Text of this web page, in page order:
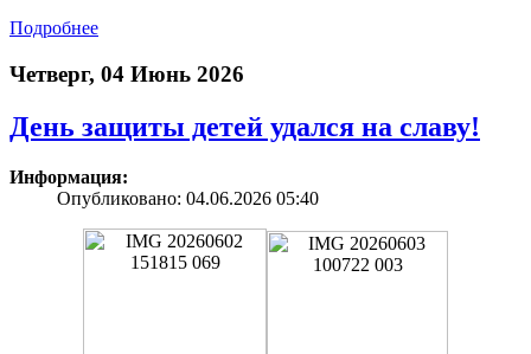
Подробнее
Четверг, 04 Июнь 2026
День защиты детей удался на славу!
Информация:
Опубликовано: 04.06.2026 05:40